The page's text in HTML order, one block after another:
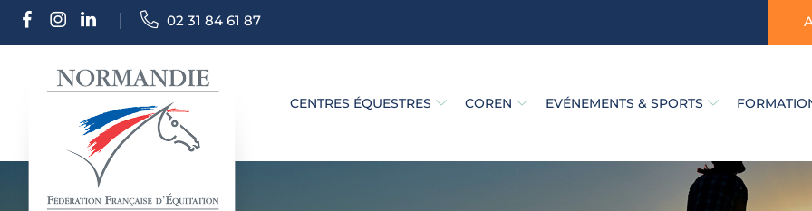
02 31 84 61 87
CENTRES ÉQUESTRES COREN EVÉNEMENTS & SPORTS